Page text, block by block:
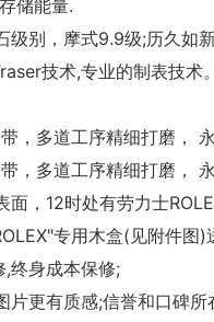
储能量.
级别，摩式9.9级;历久如
技术,专业的制表技术
，多道工序精细打磨，
，多道工序精细打磨，
，12时处有劳力士
专用木盒(见附件图
,终身成本保修;
片更有质感;信誉和口碑所